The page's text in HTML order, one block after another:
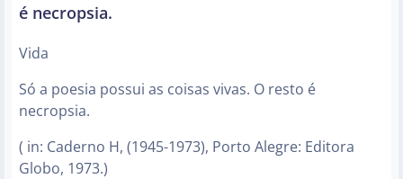
é necropsia.
Vida
Só a poesia possui as coisas vivas. O resto é
necropsia.
( in: Caderno H, (1945-1973), Porto Alegre: Editora
Globo, 1973.)